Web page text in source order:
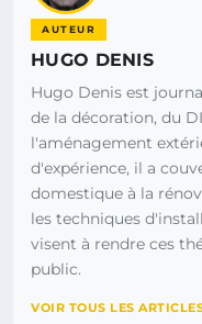
AUTEUR
HUGO DENIS
Hugo Denis est
de la décoration, du
l'aménagement
d'expérience, il a
domestique à la
les techniques
visent à rendre ces
public.
VOIR TOUS LES